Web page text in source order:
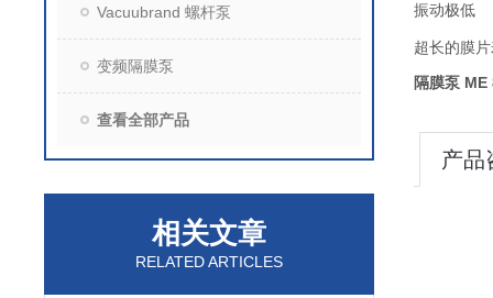
Vacuubrand 螺杆泵
变频隔膜泵
查看全部产品
相关文章
RELATED ARTICLES
振动极低
超长的膜
隔膜泵 ME
产品